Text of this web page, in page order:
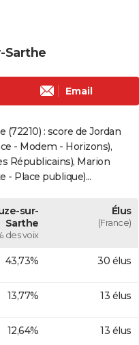
Sarthe
Email
: score de Jordan
- Modem - Horizons),
Républicains), Marion
- Place publique)...
sur-
Sarthe
des voix
Élus
(France)
43,73% 30 élus
13,77% 13 élus
12,64% 13 élus